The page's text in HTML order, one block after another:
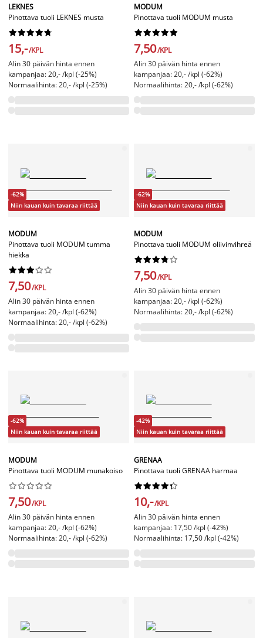
LEKNES
Pinottava tuoli LEKNES musta






15,-/KPL
Alin 30 päivän hinta ennen
kampanjaa: 20,- /kpl (-25%)
Normaalihinta: 20,- /kpl (-25%)
MODUM
Pinottava tuoli MODUM musta






7,50/KPL
Alin 30 päivän hinta ennen
kampanjaa: 20,- /kpl (-62%)
Normaalihinta: 20,- /kpl (-62%)
-62%
Niin kauan kuin tavaraa riittää
MODUM
Pinottava tuoli MODUM tumma
hiekka






7,50/KPL
Alin 30 päivän hinta ennen
kampanjaa: 20,- /kpl (-62%)
Normaalihinta: 20,- /kpl (-62%)
-62%
Niin kauan kuin tavaraa riittää
MODUM
Pinottava tuoli MODUM oliivinvihreä






7,50/KPL
Alin 30 päivän hinta ennen
kampanjaa: 20,- /kpl (-62%)
Normaalihinta: 20,- /kpl (-62%)
-62%
Niin kauan kuin tavaraa riittää
MODUM
Pinottava tuoli MODUM munakoiso






7,50/KPL
Alin 30 päivän hinta ennen
kampanjaa: 20,- /kpl (-62%)
Normaalihinta: 20,- /kpl (-62%)
-42%
Niin kauan kuin tavaraa riittää
GRENAA
Pinottava tuoli GRENAA harmaa






10,-/KPL
Alin 30 päivän hinta ennen
kampanjaa: 17,50 /kpl (-42%)
Normaalihinta: 17,50 /kpl (-42%)